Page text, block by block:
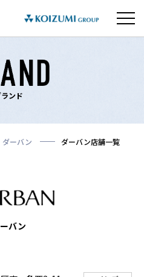
ンド
ダーバン ダーバン店舗一覧
バン